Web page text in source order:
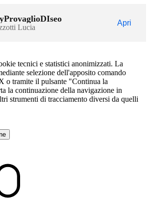
Lucia
Apri
tecnici e statistici anonimizzati. La
selezione dell'apposito comando
o tramite il pulsante "Continua la
la continuazione della navigazione in
strumenti di tracciamento diversi da quelli